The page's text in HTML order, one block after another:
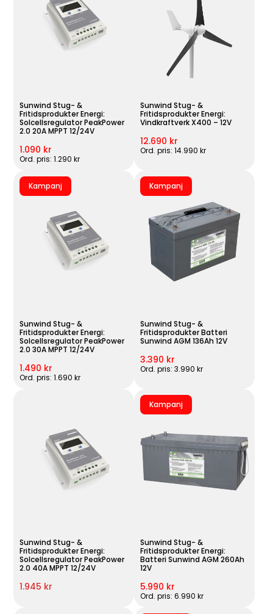
Sunwind Stug- &
Fritidsprodukter Energi:
Solcellsregulator PeakPower
2.0 20A MPPT 12/24V
1.090 kr
Ord. pris: 1.290 kr
Sunwind Stug- &
Fritidsprodukter Energi:
Vindkraftverk X400 – 12V
12.690 kr
Ord. pris: 14.990 kr
Kampanj
Sunwind Stug- &
Fritidsprodukter Energi:
Solcellsregulator PeakPower
2.0 30A MPPT 12/24V
1.490 kr
Ord. pris: 1.690 kr
Kampanj
Sunwind Stug- &
Fritidsprodukter Batteri
Sunwind AGM 136Ah 12V
3.390 kr
Ord. pris: 3.990 kr
Sunwind Stug- &
Fritidsprodukter Energi:
Solcellsregulator PeakPower
2.0 40A MPPT 12/24V
1.945 kr
Kampanj
Sunwind Stug- &
Fritidsprodukter Energi:
Batteri Sunwind AGM 260Ah
12V
5.990 kr
Ord. pris: 6.990 kr